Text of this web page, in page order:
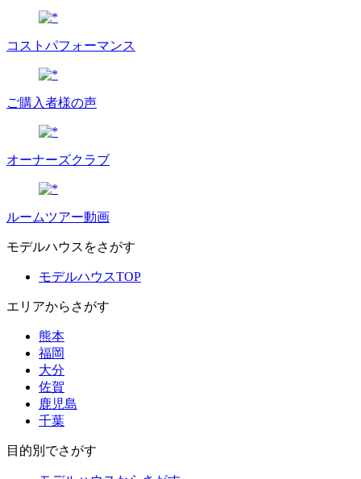
コストパフォーマンス
ご購入者様の声
オーナーズクラブ
ルームツアー動画
モデルハウスをさがす
モデルハウスTOP
エリアからさがす
熊本
福岡
大分
佐賀
鹿児島
千葉
目的別でさがす